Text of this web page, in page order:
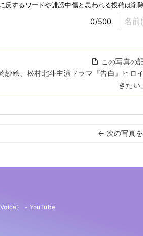
この写真の
紗絵、松村北斗主演ドラマ『告白』ヒロ
きたい」
← 次の写真
） - YouTube